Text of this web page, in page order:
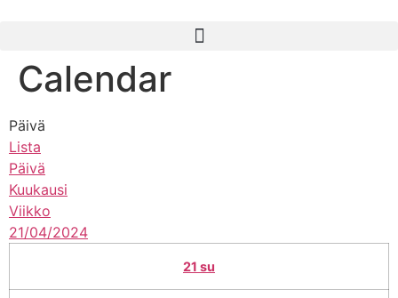
Calendar
Päivä
Lista
Päivä
Kuukausi
Viikko
21/04/2024
21 su